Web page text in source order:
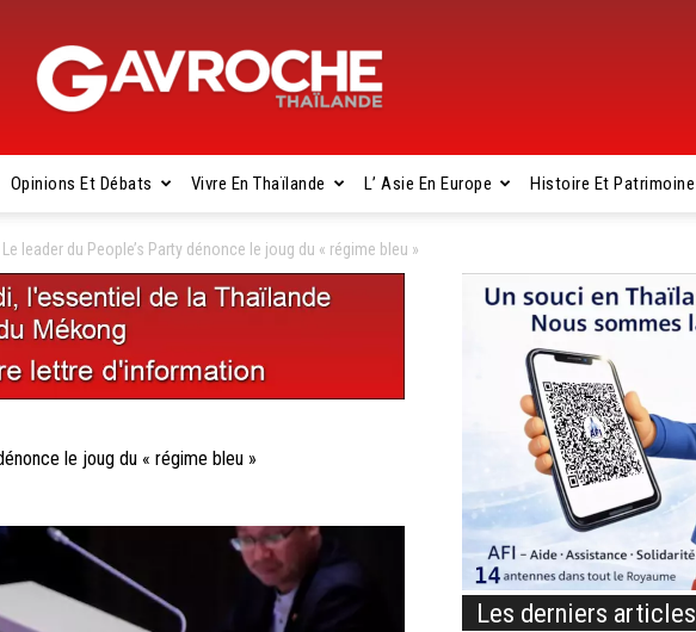
Gavroche
Opinions Et Débats Vivre En Thaïlande L’ Asie En Europe Histoire Et Patrimoine
Le leader du People’s Party dénonce le joug du « régime bleu »
le joug du « régime bleu »
Les derniers articles